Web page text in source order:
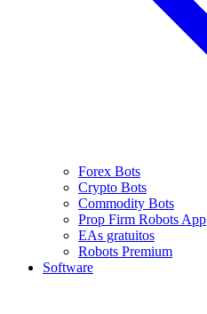
Forex Bots
Crypto Bots
Commodity Bots
Prop Firm Robots App
EAs gratuitos
Robots Premium
Software